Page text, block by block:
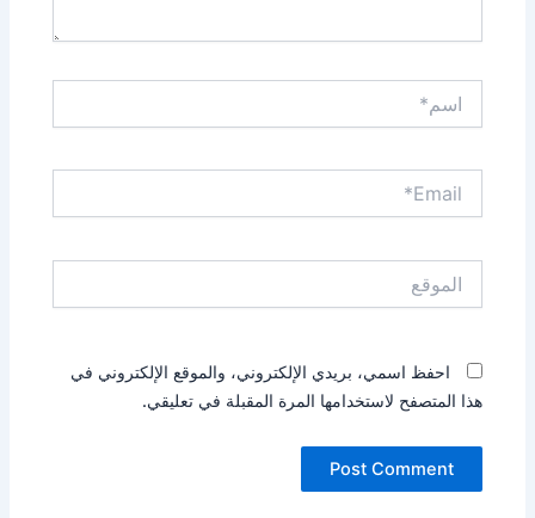
احفظ اسمي، بريدي الإلكتروني، والموقع الإلكتروني في
هذا المتصفح لاستخدامها المرة المقبلة في تعليقي.